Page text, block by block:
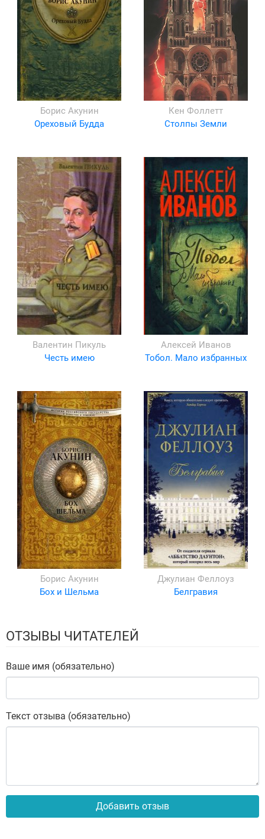
Борис Акунин
Ореховый Будда
Кен Фоллетт
Столпы Земли
Валентин Пикуль
Честь имею
Алексей Иванов
Тобол. Мало избранных
Борис Акунин
Бох и Шельма
Джулиан Феллоуз
Белгравия
ОТЗЫВЫ ЧИТАТЕЛЕЙ
Ваше имя (обязательно)
Текст отзыва (обязательно)
Добавить отзыв